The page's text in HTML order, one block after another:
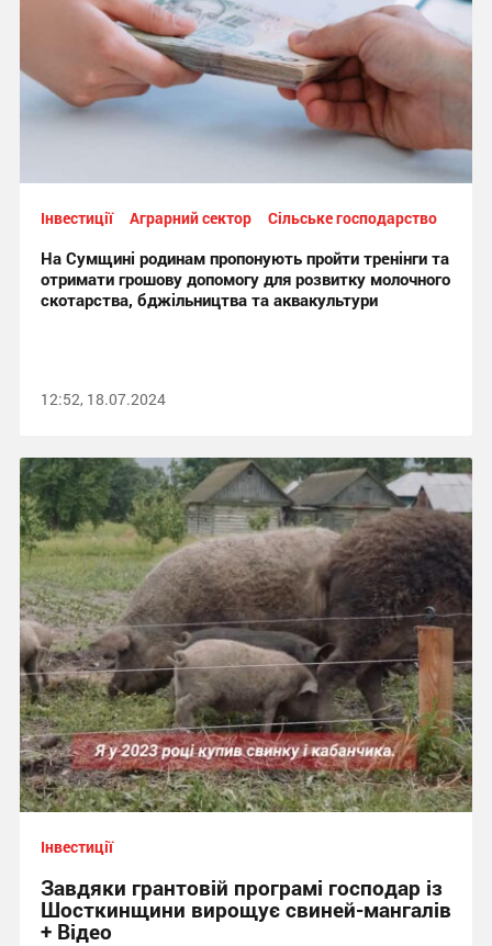
Інвестиції Аграрний сектор Сільське господарство
На Сумщині родинам пропонують пройти тренінги та
отримати грошову допомогу для розвитку молочного
скотарства, бджільництва та аквакультури
12:52, 18.07.2024
Інвестиції
Завдяки грантовій програмі господар із
Шосткинщини вирощує свиней-мангалів
+ Відео